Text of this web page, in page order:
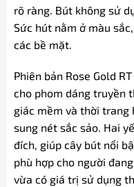
rõ ràng. Bút không sử
Sức hút nằm ở màu
các bề mặt.
Phiên bản Rose Gold
cho phom dáng truyền
giác mềm và thời trang
sung nét sắc sảo. Hai
đích, giúp cây bút nổi
phù hợp cho người
vừa có giá trị sử dụng